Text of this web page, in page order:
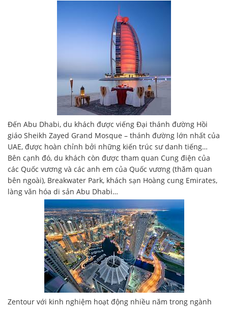
Đến Abu Dhabi, du khách được viếng Đại thánh đường Hồi
giáo Sheikh Zayed Grand Mosque – thánh đường lớn nhất của
UAE, được hoàn chỉnh bởi những kiến trúc sư danh tiếng…
Bên cạnh đó, du khách còn được tham quan Cung điện của
các Quốc vương và các anh em của Quốc vương (thăm quan
bên ngoài), Breakwater Park, khách sạn Hoàng cung Emirates,
làng văn hóa di sản Abu Dhabi…
Zentour với kinh nghiệm hoạt động nhiều năm trong ngành